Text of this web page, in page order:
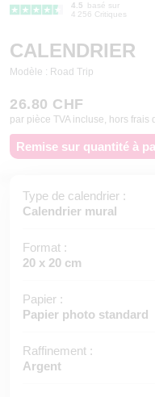
4.5
basé sur
4 256 Critiques
CALENDRIER
Modèle : Road Trip
26.80 CHF
par pièce TVA incluse, hors frais
Remise sur quantité à
Type de calendrier :
Calendrier mural
Format :
20 x 20 cm
Papier :
Papier photo standard
Raffinement :
Argent